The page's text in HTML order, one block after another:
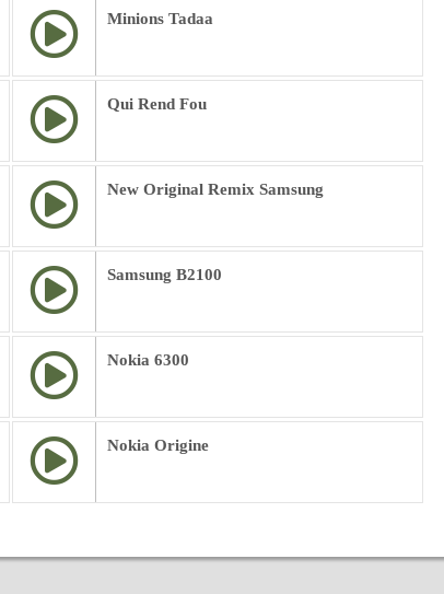
Minions Tadaa
Qui Rend Fou
New Original Remix Samsung
Samsung B2100
Nokia 6300
Nokia Origine